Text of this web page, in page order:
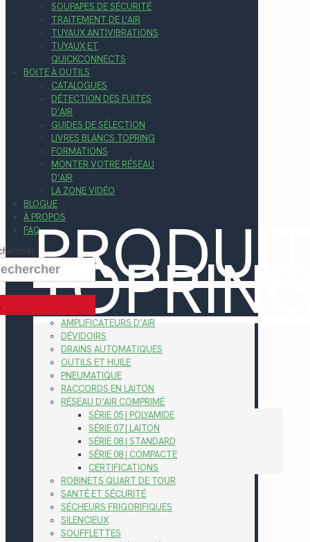
SOUPAPES DE SÉCURITÉ
TRAITEMENT DE L’AIR
TUYAUX ANTIVIBRATIONS
TUYAUX ET
QUICKCONNECTS
BOITE À OUTILS
CATALOGUES
DÉTECTION DES FUITES
D’AIR
GUIDES DE SÉLECTION
LIVRES BLANCS TOPRING
FORMATIONS
MONTER VOTRE RÉSEAU
D’AIR
LA ZONE VIDÉO
BLOGUE
À PROPOS
FAQ
AMPLIFICATEURS D’AIR
DÉVIDOIRS
DRAINS AUTOMATIQUES
OUTILS ET HUILE
PNEUMATIQUE
RACCORDS EN LAITON
RÉSEAU D’AIR COMPRIMÉ
SÉRIE 05 | POLYAMIDE
SÉRIE 07 | LAITON
SÉRIE 08 | STANDARD
SÉRIE 08 | COMPACTE
CERTIFICATIONS
ROBINETS QUART DE TOUR
SANTÉ ET SÉCURITÉ
SÉCHEURS FRIGORIFIQUES
SILENCIEUX
SOUFFLETTES